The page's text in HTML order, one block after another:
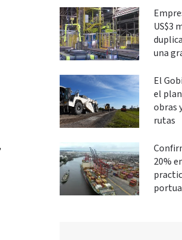
US$3
una
El
el
obras
rutas
20%